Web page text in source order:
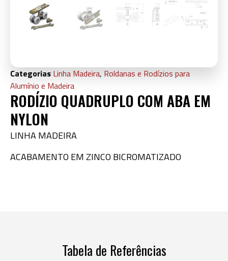
Categorias Linha Madeira, Roldanas e Rodízios para
Alumínio e Madeira
RODÍZIO QUADRUPLO COM ABA EM
NYLON
LINHA MADEIRA
ACABAMENTO EM ZINCO BICROMATIZADO
Tabela de Referências